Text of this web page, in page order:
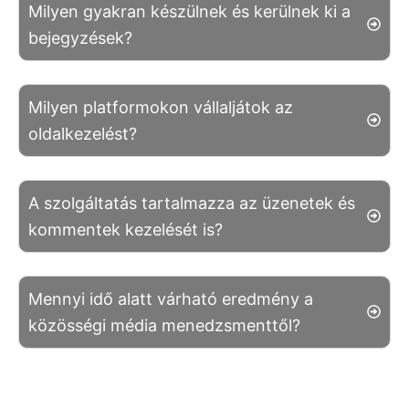
Milyen gyakran készülnek és kerülnek ki a
bejegyzések?
Milyen platformokon vállaljátok az
oldalkezelést?
A szolgáltatás tartalmazza az üzenetek és
kommentek kezelését is?
Mennyi idő alatt várható eredmény a
közösségi média menedzsmenttől?